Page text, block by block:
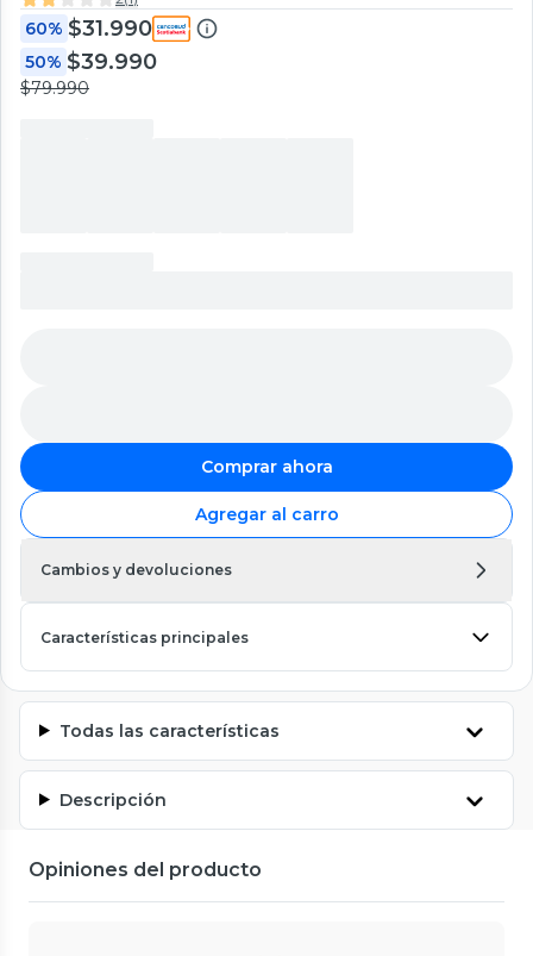
60% $31.990
50% $39.990
$79.990
Comprar ahora
Agregar al carro
Cambios y devoluciones
Características principales
Todas las características
Descripción
Opiniones del producto